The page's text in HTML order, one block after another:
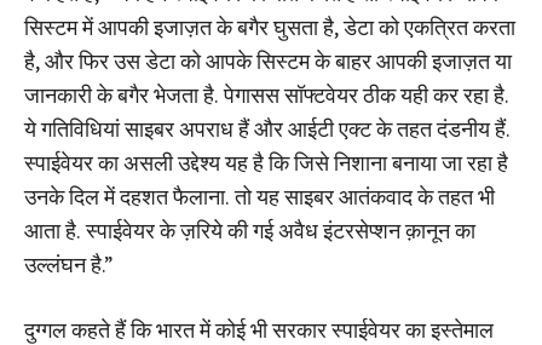
सिस्टम में आपकी इजाज़त के बगैर घुसता है, डेटा को एकत्रित करता
है, और फिर उस डेटा को आपके सिस्टम के बाहर आपकी इजाज़त या
जानकारी के बगैर भेजता है. पेगासस सॉफ्टवेयर ठीक यही कर रहा है.
ये गतिविधियां साइबर अपराध हैं और आईटी एक्ट के तहत दंडनीय हैं.
स्पाईवेयर का असली उद्देश्य यह है कि जिसे निशाना बनाया जा रहा है
उनके दिल में दहशत फैलाना. तो यह साइबर आतंकवाद के तहत भी
आता है. स्पाईवेयर के ज़रिये की गई अवैध इंटरसेप्शन क़ानून का
उल्लंघन है.”
दुग्गल कहते हैं कि भारत में कोई भी सरकार स्पाईवेयर का इस्तेमाल